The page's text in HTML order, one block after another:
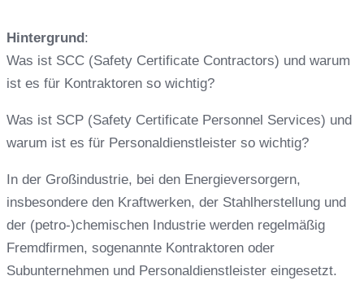
Hintergrund:
Was ist SCC (Safety Certificate Contractors) und warum
ist es für Kontraktoren so wichtig?
Was ist SCP (Safety Certificate Personnel Services) und
warum ist es für Personaldienstleister so wichtig?
In der Großindustrie, bei den Energieversorgern,
insbesondere den Kraftwerken, der Stahlherstellung und
der (petro-)chemischen Industrie werden regelmäßig
Fremdfirmen, sogenannte Kontraktoren oder
Subunternehmen und Personaldienstleister eingesetzt.